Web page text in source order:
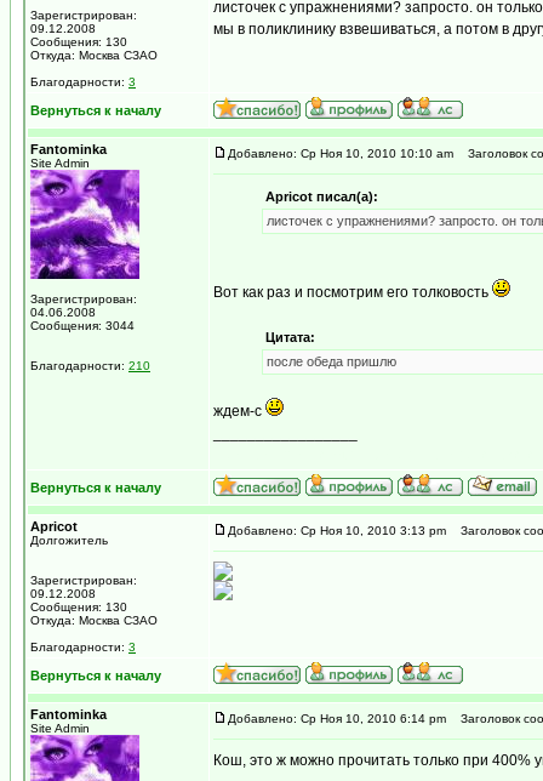
Зарегистрирован:
09.12.2008
Сообщения: 130
Откуда: Москва СЗАО
Благодарности: 3
листочек с упражнениями? запросто. он
мы в поликлинику взвешиваться, а потом в
Вернуться к началу
Fantominka
Site Admin
Зарегистрирован:
04.06.2008
Сообщения: 3044
Благодарности: 210
Добавлено: Ср Ноя 10, 2010 10:10 am Заголовок
Apricot писал(а):
листочек с упражнениями? запросто. он
Вот как раз и посмотрим его толковость
Цитата:
после обеда пришлю
ждем-с
Вернуться к началу
Apricot
Долгожитель
Зарегистрирован:
09.12.2008
Сообщения: 130
Откуда: Москва СЗАО
Благодарности: 3
Добавлено: Ср Ноя 10, 2010 3:13 pm Заголовок
Вернуться к началу
Fantominka
Site Admin
Добавлено: Ср Ноя 10, 2010 6:14 pm Заголовок
Кош, это ж можно прочитать только при 400%